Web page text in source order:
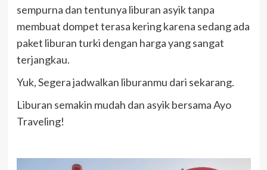
sempurna dan tentunya liburan asyik tanpa
membuat dompet terasa kering karena sedang ada
paket liburan turki dengan harga yang sangat
terjangkau.
Yuk, Segera jadwalkan liburanmu dari sekarang.
Liburan semakin mudah dan asyik bersama Ayo
Traveling!